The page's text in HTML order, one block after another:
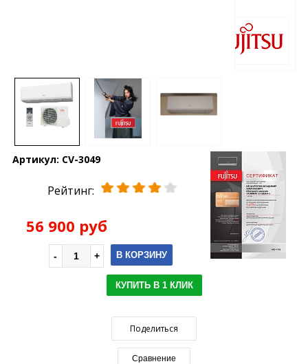
Артикул: CV-3049
Рейтинг:
56 900 руб
В КОРЗИНУ
КУПИТЬ В 1 КЛИК
Поделиться
Сравнение